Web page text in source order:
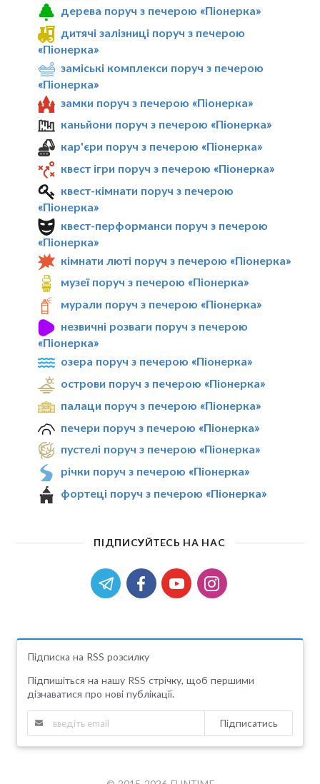
дерева поруч з печерою «Піонерка»
дитячі залізниці поруч з печерою
«Піонерка»
заміські комплекси поруч з печерою
«Піонерка»
замки поруч з печерою «Піонерка»
каньйони поруч з печерою «Піонерка»
кар'єри поруч з печерою «Піонерка»
квест ігри поруч з печерою «Піонерка»
квест-кімнати поруч з печерою
«Піонерка»
квест-перформанси поруч з печерою
«Піонерка»
кімнати люті поруч з печерою «Піонерка»
музеї поруч з печерою «Піонерка»
мурали поруч з печерою «Піонерка»
незвичні розваги поруч з печерою
«Піонерка»
озера поруч з печерою «Піонерка»
острови поруч з печерою «Піонерка»
палаци поруч з печерою «Піонерка»
печери поруч з печерою «Піонерка»
пустелі поруч з печерою «Піонерка»
річки поруч з печерою «Піонерка»
фортеці поруч з печерою «Піонерка»
ПІДПИСУЙТЕСЬ НА НАС
Підписка на RSS розсилку
Підпишіться на нашу RSS стрічку, щоб першими
дізнаватися про нові публікації.
Підписатись